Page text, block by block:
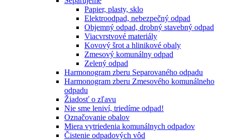
Papier, plasty, sklo
Elektroodpad, nebezpečný odpad
Objemný odpad, drobný stavebný odpad
Viacvrstvové materiály
Kovový šrot a hlinikové obaly
Zmesový komunálny odpad
Zelený odpad
Harmonogram zberu Separovaného odpadu
Harmonogram zberu Zmesového komunálneho
odpadu
Žiadosť o zľavu
Nie sme leniví, triedíme odpad!
Označovanie obalov
Miera vytriedenia komunálnych odpadov
Čistenie odpadových vôd